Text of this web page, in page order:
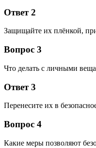
Ответ 2
Защищайте их плёнкой,
Вопрос 3
Что делать с личными
Ответ 3
Перенесите их в
Вопрос 4
Какие меры позволяют